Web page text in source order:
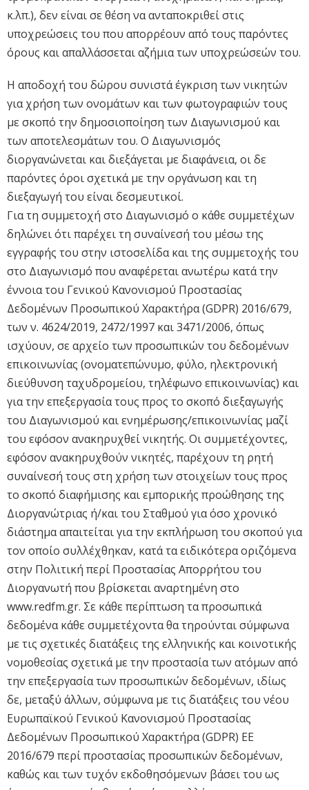
κ.λπ.), δεν είναι σε θέση να ανταποκριθεί στις
υποχρεώσεις του που απορρέουν από τους παρόντες
όρους και απαλλάσσεται αζήμια των υποχρεώσεών του.
H αποδοχή του δώρου συνιστά έγκριση των νικητών
για χρήση των ονομάτων και των φωτογραφιών τους
με σκοπό την δημοσιοποίηση των Διαγωνισμού και
των αποτελεσμάτων του. Ο Διαγωνισμός
διοργανώνεται και διεξάγεται με διαφάνεια, οι δε
παρόντες όροι σχετικά με την οργάνωση και τη
διεξαγωγή του είναι δεσμευτικοί.
Για τη συμμετοχή στο Διαγωνισμό ο κάθε συμμετέχων
δηλώνει ότι παρέχει τη συναίνεσή του μέσω της
εγγραφής του στην ιστοσελίδα και της συμμετοχής του
στο Διαγωνισμό που αναφέρεται ανωτέρω κατά την
έννοια του Γενικού Κανονισμού Προστασίας
Δεδομένων Προσωπικού Χαρακτήρα (GDPR) 2016/679,
των ν. 4624/2019, 2472/1997 και 3471/2006, όπως
ισχύουν, σε αρχείο των προσωπικών του δεδομένων
επικοινωνίας (ονοματεπώνυμο, φύλο, ηλεκτρονική
διεύθυνση ταχυδρομείου, τηλέφωνο επικοινωνίας) και
για την επεξεργασία τους προς το σκοπό διεξαγωγής
του Διαγωνισμού και ενημέρωσης/επικοινωνίας μαζί
του εφόσον ανακηρυχθεί νικητής. Οι συμμετέχοντες,
εφόσον ανακηρυχθούν νικητές, παρέχουν τη ρητή
συναίνεσή τους στη χρήση των στοιχείων τους προς
το σκοπό διαφήμισης και εμπορικής προώθησης της
Διοργανώτριας ή/και του Σταθμού για όσο χρονικό
διάστημα απαιτείται για την εκπλήρωση του σκοπού για
τον οποίο συλλέχθηκαν, κατά τα ειδικότερα οριζόμενα
στην Πολιτική περί Προστασίας Απορρήτου του
Διοργανωτή που βρίσκεται αναρτημένη στο
www.redfm.gr. Σε κάθε περίπτωση τα προσωπικά
δεδομένα κάθε συμμετέχοντα θα τηρούνται σύμφωνα
με τις σχετικές διατάξεις της ελληνικής και κοινοτικής
νομοθεσίας σχετικά με την προστασία των ατόμων από
την επεξεργασία των προσωπικών δεδομένων, ιδίως
δε, μεταξύ άλλων, σύμφωνα με τις διατάξεις του νέου
Ευρωπαϊκού Γενικού Κανονισμού Προστασίας
Δεδομένων Προσωπικού Χαρακτήρα (GDPR) ΕΕ
2016/679 περί προστασίας προσωπικών δεδομένων,
καθώς και των τυχόν εκδοθησόμενων βάσει του ως